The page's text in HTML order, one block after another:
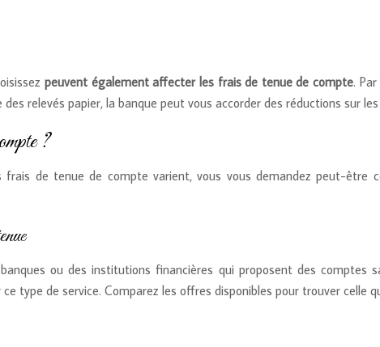
peuvent également affecter les frais de tenue de compte.
relevés papier, la banque peut vous accorder des réductions sur
?
de tenue de compte varient, vous vous demandez peut-être
ou des institutions financières qui proposent des comptes
type de service. Comparez les offres disponibles pour trouver celle